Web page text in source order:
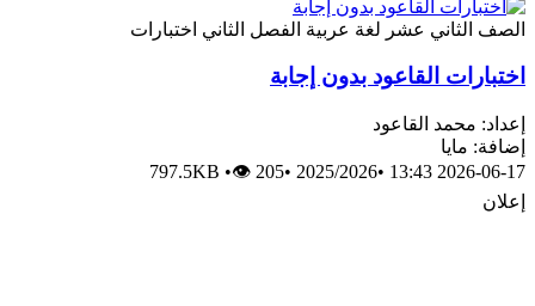
الصف الثاني عشر لغة عربية الفصل الثاني اختبارات
اختبارات القاعود بدون إجابة
إعداد: محمد القاعود
إضافة: مايا
2026-06-17 13:43
•
2025/2026
•
797.5KB •👁 205
إعلان